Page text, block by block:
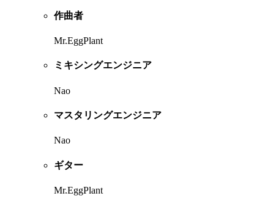
作曲者
Mr.EggPlant
ミキシングエンジニア
Nao
マスタリングエンジニア
Nao
ギター
Mr.EggPlant